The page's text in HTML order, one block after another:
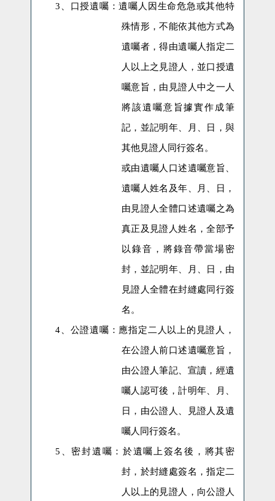
3、 口授遺囑：遺囑人因生命危急或其他特
殊情形，不能依其他方式為
遺囑者，得由遺囑人指定二
人以上之見證人，並口授遺
囑意旨，由見證人中之一人
將該遺囑意旨據實作成筆
記，並記明年、月、日，與
其他見證人同行簽名。
或由遺囑人口述遺囑意旨、
遺囑人姓名及年、月、日，
由見證人全體口述遺囑之為
真正及見證人姓名，全部予
以錄音，將錄音帶當場密
封，並記明年、月、日，由
見證人全體在封縫處同行簽
名。
4、 公證遺囑： 應指定二人以上的見證人，
在公證人前口述遺囑意旨，
由公證人筆記、宣讀，經遺
囑人認可後，計明年、月、
日，由公證人、見證人及遺
囑人同行簽名。
5、 密封遺囑： 於遺囑上簽名後，將其密
封，於封縫處簽名，指定二
人以上的見證人，向公證人